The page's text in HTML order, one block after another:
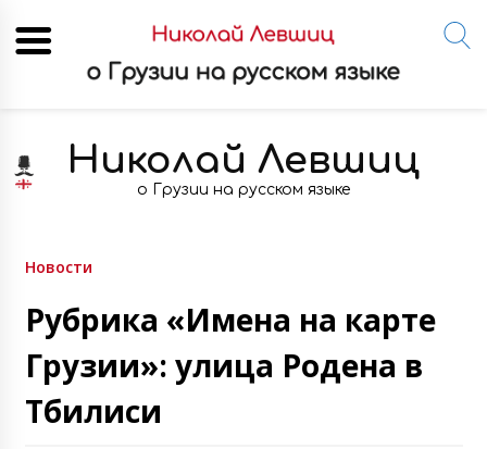
content
Николай Левшиц
о Грузии на русском языке
Новости
Рубрика «Имена на карте
Грузии»: улица Родена в
Тбилиси